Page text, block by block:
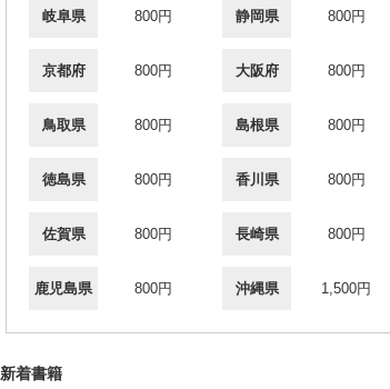
岐阜県 800円 静岡県 800円
京都府 800円 大阪府 800円
鳥取県 800円 島根県 800円
徳島県 800円 香川県 800円
佐賀県 800円 長崎県 800円
鹿児島県 800円 沖縄県 1,500円
新着書籍